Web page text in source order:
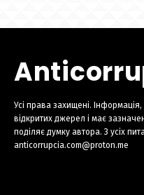
Усі права захищені.
відкритих джерел і має
поділяє думку автора. З усіх
anticorrupcia.com@proton.me